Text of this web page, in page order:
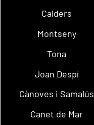
Calders
Montseny
Tona
Joan Despí
Cànoves i Samalús
Canet de Mar